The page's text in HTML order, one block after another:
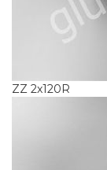
ZZ 2x120R